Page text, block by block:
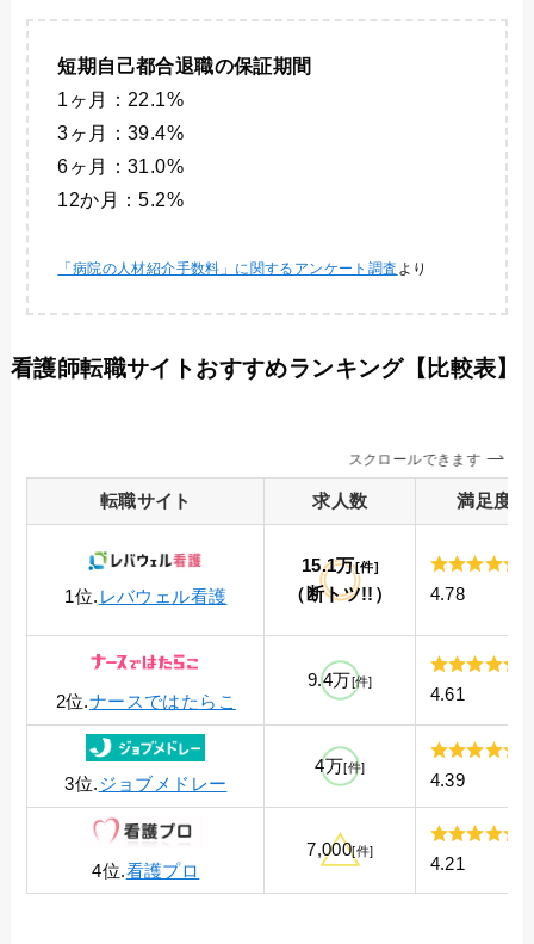
短期自己都合退職の保証期間
1ヶ月：22.1%
3ヶ月：39.4%
6ヶ月：31.0%
12か月：5.2%
「病院の人材紹介手数料」に関するアンケート調査 より
看護師転職サイトおすすめランキング【比較表】
スクロールできます
転職サイト 求人数 満足度
1位. レバウェル看護
15.1万[件]
（断トツ!!） 4.78
2位.ナースではたらこ
9.4万[件]
4.61
3位.ジョブメドレー
4万[件]
4.39
4位.看護プロ
7,000[件]
4.21